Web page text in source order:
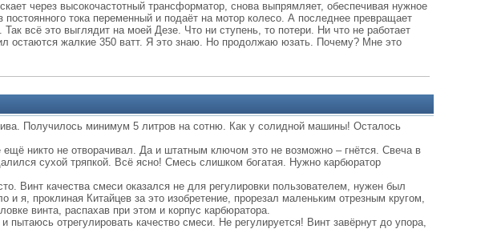
через высокочастотный трансформатор, снова выпрямляет, обеспечивая нужное
постоянного тока переменный и подаёт на мотор колесо. А последнее превращает
всё это выглядит на моей Дезе. Что ни ступень, то потери. Ни что не работает
остаются жалкие 350 ватт. Я это знаю. Но продолжаю юзать. Почему? Мне это
Получилось минимум 5 литров на сотню. Как у солидной машины! Осталось
никто не отворачивал. Да и штатным ключом это не возможно – гнётся. Свеча в
сухой тряпкой. Всё ясно! Смесь слишком богатая. Нужно карбюратор
Винт качества смеси оказался не для регулировки пользователем, нужен был
я, проклиная Китайцев за это изобретение, прорезал маленьким отрезным кругом,
винта, распахав при этом и корпус карбюратора.
пытаюсь отрегулировать качество смеси. Не регулируется! Винт завёрнут до упора,